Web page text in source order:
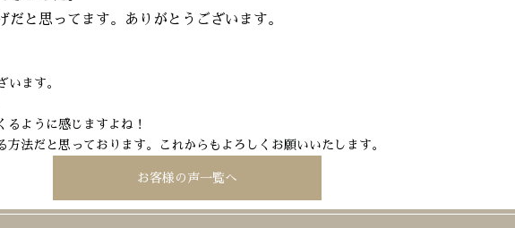
と思ってます。ありがとうございます。
います。
ように感じますよね！
法だと思っております。これからもよろしくお願いいたします。
お客様の声一覧へ